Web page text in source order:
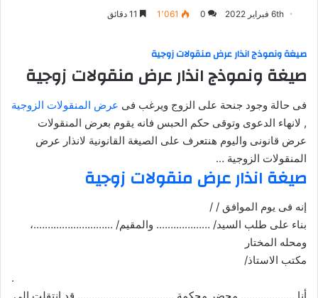
6th فبراير 2022 0 1٬061
صيغة ونموذج انذار عرض منقولات زوجية
صيغة ونموذج انذار عرض منقولات زوجية
فى حالة وجود جنحة على الزوج ويرغب فى عرض المنقولات الزوجية
, لانهاء الدعوى وتوقى حكم الحبس فانه يقوم بعرض المنقولات
عرض قانونى واليوم هنتعرف على الصيغة القانونية لانذار عرض
المنقولات الزوجية …
صيغة انذار عرض منقولات زوجية
إنه فى يوم الموافق / /
بناء على طلب السيد/ ………………. والمقيم/ ……………………….،
ومحله المختار
مكتب الاستاذ/
.